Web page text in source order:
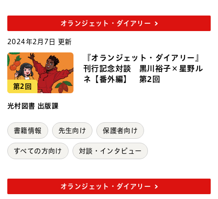
オランジェット・ダイアリー
2024年2月7日 更新
第2回
『オランジェット・ダイアリー』
刊行記念対談 黒川裕子×星野ル
ネ【番外編】 第2回
光村図書 出版課
書籍情報 先生向け 保護者向け
すべての方向け 対談・インタビュー
オランジェット・ダイアリー